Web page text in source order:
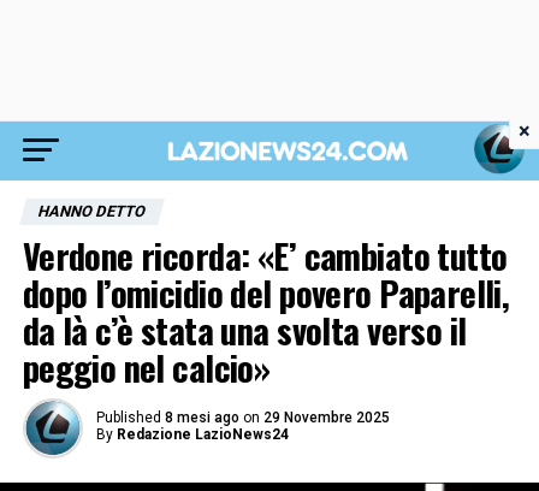
HANNO DETTO
Verdone ricorda: «E’ cambiato tutto
dopo l’omicidio del povero Paparelli,
da là c’è stata una svolta verso il
peggio nel calcio»
Published 8 mesi ago on 29 Novembre 2025
By Redazione LazioNews24
×